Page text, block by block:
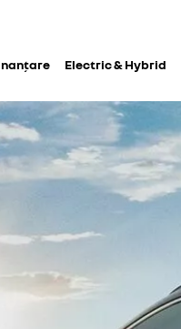
Electric & Hybrid